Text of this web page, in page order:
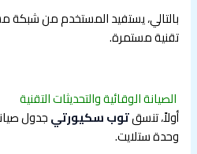
بالتالي، يستفيد المستخدم من
تقنية مستمرة.
الصيانة الوقائية والتحديثات التقنية
أولاً، تنسقتوب سكيورتيجدول
وحدة ستلايت.